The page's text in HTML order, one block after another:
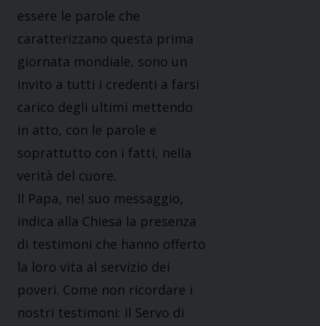
essere le parole che
caratterizzano questa prima
giornata mondiale, sono un
invito a tutti i credenti a farsi
carico degli ultimi mettendo
in atto, con le parole e
soprattutto con i fatti, nella
verità del cuore.
Il Papa, nel suo messaggio,
indica alla Chiesa la presenza
di testimoni che hanno offerto
la loro vita al servizio dei
poveri. Come non ricordare i
nostri testimoni: il Servo di